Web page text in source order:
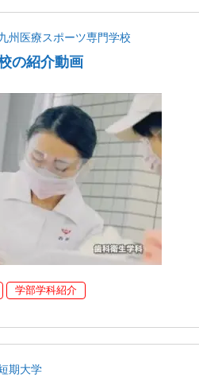
州医療スポーツ専門学校
の紹介動画
学部学科紹介
期大学